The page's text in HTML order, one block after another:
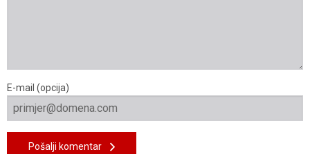
E-mail (opcija)
Pošalji komentar